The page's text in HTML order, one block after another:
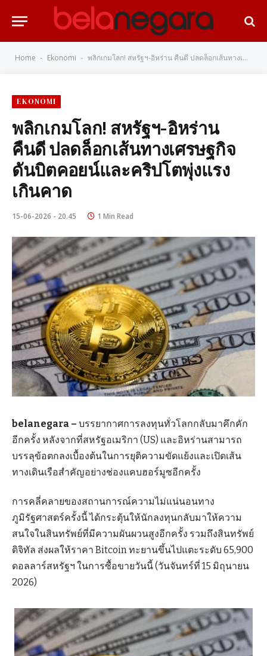
Home - Ekonomi - พลิกเกมโลก! สหรัฐฯ-อิหร่าน คืนดี ปลดล็อกเส้นทางเศรษฐกิจ ดันบิตคอยน์และคริปโตพุ่งแรงเกินคาด
EKONOMI
พลิกเกมโลก! สหรัฐฯ-อิหร่าน
คืนดี ปลดล็อกเส้นทางเศรษฐกิจ
ดันบิตคอยน์และคริปโตพุ่งแรง
เกินคาด
15-06-2026 - 20.45 1 Min Read
belanegara – บรรยากาศการลงทุนทั่วโลกกลับมาคึกคัก
อีกครั้ง หลังจากที่สหรัฐอเมริกา (US) และอิหร่านสามารถ
บรรลุข้อตกลงเบื้องต้นในการยุติความขัดแย้งและเปิดเส้น
ทางเดินเรือสำคัญอย่างช่องแคบฮอร์มูซอีกครั้ง
การคลี่คลายของสถานการณ์ความไม่แน่นอนทาง
ภูมิรัฐศาสตร์ครั้งนี้ ได้กระตุ้นให้นักลงทุนกลับมาให้ความ
สนใจในสินทรัพย์ที่มีความผันผวนสูงอีกครั้ง รวมถึงสินทรัพย์
ดิจิทัล ส่งผลให้ราคา Bitcoin ทะยานขึ้นไปแตะระดับ 65,900
ดอลลาร์สหรัฐฯ ในการซื้อขายวันนี้ (วันจันทร์ที่ 15 มิถุนายน
2026)